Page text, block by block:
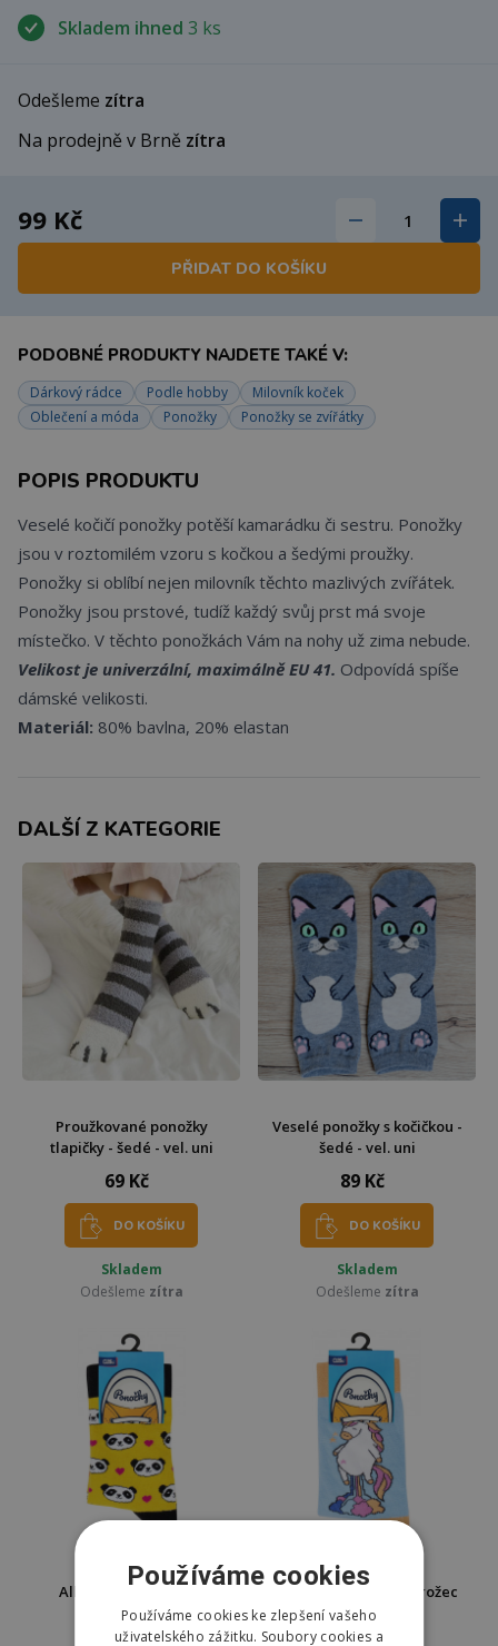
Skladem ihned 3 ks
Odešleme zítra
Na prodejně v Brně zítra
99 Kč
PŘIDAT DO KOŠÍKU
PODOBNÉ PRODUKTY NAJDETE TAKÉ V:
Dárkový rádce Podle hobby
Milovník koček
Oblečení a móda
Ponožky Ponožky se zvířátky
POPIS PRODUKTU
Veselé kočičí ponožky potěší kamarádku či sestru. Ponožky
jsou v roztomilém vzoru s kočkou a šedými proužky.
Ponožky si oblíbí nejen milovník těchto mazlivých zvířátek.
Ponožky jsou prstové, tudíž každý svůj prst má svoje
místečko. V těchto ponožkách Vám na nohy už zima nebude.
Velikost je univerzální, maximálně EU 41. Odpovídá spíše
dámské velikosti.
Materiál: 80% bavlna, 20% elastan
DALŠÍ Z KATEGORIE
Proužkované ponožky
tlapičky - šedé - vel. uni
69 Kč
DO KOŠÍKU
Skladem
Odešleme zítra
Veselé ponožky s kočičkou -
šedé - vel. uni
89 Kč
DO KOŠÍKU
Skladem
Odešleme zítra
Albi Ponožky - Pandy
Albi Ponožky - Jednorožec
modré
Používáme cookies
Používáme cookies ke zlepšení vašeho
uživatelského zážitku. Soubory cookies a